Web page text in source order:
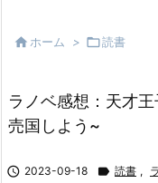
 ホーム > 読書
ラノベ感想：天才
売国しよう~
 2023-09-18  読書 ,